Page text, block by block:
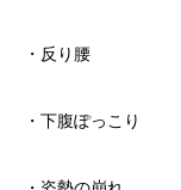
・反り腰
・下腹ぽっこり